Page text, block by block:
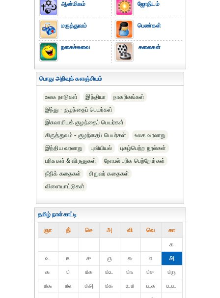
ஆன்மிகம்
மருத்துவம்
நகைச்சுவை
ஜோதிடம்
பெண்கள்
கலைகள்
பொது அறிவுக் களஞ்சியம்
உலக நாடுகள் இந்தியா
நாகரிகங்கள்
இந்து - குழந்தைப் பெயர்கள்
இசுலாமியக் குழந்தைப் பெயர்கள்
கிருத்துவம் - குழந்தைப் பெயர்கள்
உலக வரலாறு
இந்திய வரலாறு
புவியியல்
புகழ்பெற்ற நூல்கள்
பரிசுகள் & விருதுகள்
நோபல் பரிசு‎ பெற்றோர்‎கள்
நீதிக் கதைகள்
சிறுவர் கதைகள்
விளையாட்டுகள்
தமிழ் நாள்காட்டி
ஞா தி் செ அ வி வெ கா
௧
௨
௩ ௪ ௫ ௬ ௭
௮
௯
௰ ௰௧ ௰௨ ௰௩ ௰௪
௰௫
௰௬
௰௭ ௰௮ ௰௯ ௨௰ ௨௧
௨௨